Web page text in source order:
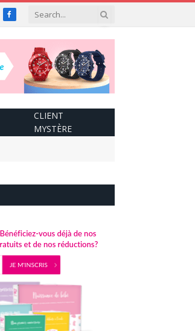
Facebook
CLIENT
MYSTÈRE